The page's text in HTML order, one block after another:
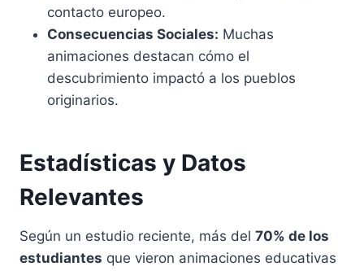
contacto europeo.
Consecuencias Sociales: Muchas
animaciones destacan cómo el
descubrimiento impactó a los pueblos
originarios.
Estadísticas y Datos
Relevantes
Según un estudio reciente, más del 70% de los
estudiantes que vieron animaciones educativas